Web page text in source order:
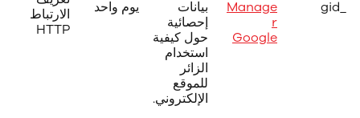
Manage
r
Google
بيانات
إحصائية
حول كيفية
استخدام
الزائر
للموقع
الإلكتروني.
يوم واحد
الارتباط
HTTP